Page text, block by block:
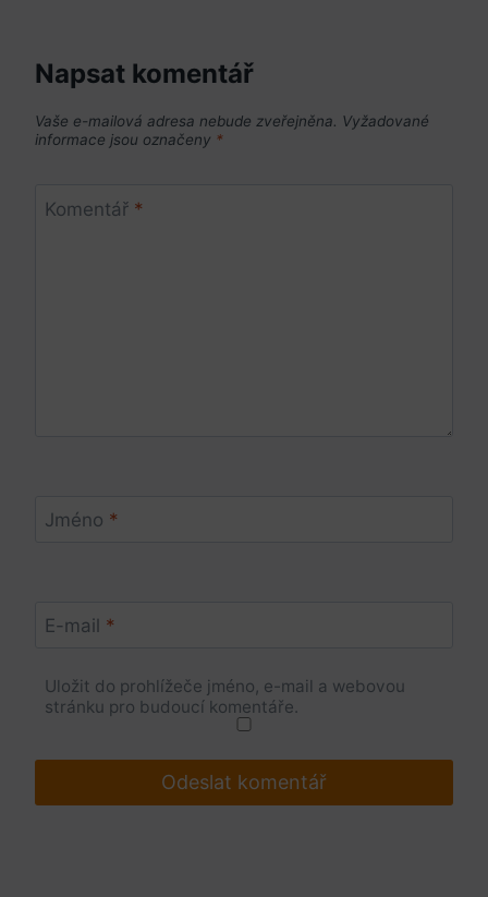
Napsat komentář
Vaše e-mailová adresa nebude zveřejněna. Vyžadované
informace jsou označeny *
Komentář *
Jméno *
E-mail *
Uložit do prohlížeče jméno, e-mail a webovou
stránku pro budoucí komentáře.